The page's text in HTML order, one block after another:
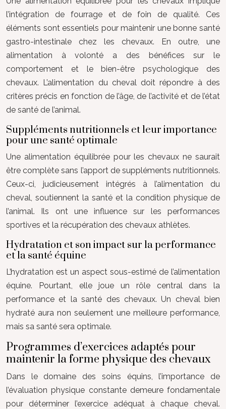
l’intégration de fourrage et de foin de qualité. Ces
éléments sont essentiels pour maintenir une bonne santé
gastro-intestinale chez les chevaux. En outre, une
alimentation à volonté a des bénéfices sur le
comportement et le bien-être psychologique des
chevaux. L’alimentation du cheval doit répondre à des
critères précis en fonction de l’âge, de l’activité et de l’état
de santé de l’animal.
Suppléments nutritionnels et leur importance
pour une santé optimale
Une alimentation équilibrée pour les chevaux ne saurait
être complète sans l’apport de suppléments nutritionnels.
Ceux-ci, judicieusement intégrés à l’alimentation du
cheval, soutiennent la santé et la condition physique de
l’animal. Ils ont une influence sur les performances
sportives et la récupération des chevaux athlètes.
Hydratation et son impact sur la performance
et la santé équine
L’hydratation est un aspect sous-estimé de l’alimentation
équine. Pourtant, elle joue un rôle central dans la
performance et la santé des chevaux. Un cheval bien
hydraté aura non seulement une meilleure performance,
mais sa santé sera optimale.
Programmes d’exercices adaptés pour
maintenir la forme physique des chevaux
Dans le domaine des soins équins, l’importance de
l’évaluation physique constante demeure fondamentale
pour déterminer l’exercice adéquat à chaque cheval.